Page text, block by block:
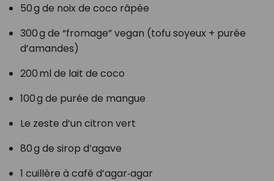
50 g de noix de coco râpée
300 g de “fromage” vegan (tofu soyeux + purée
d’amandes)
200 ml de lait de coco
100 g de purée de mangue
Le zeste d’un citron vert
80 g de sirop d’agave
1 cuillère à café d’agar‑agar